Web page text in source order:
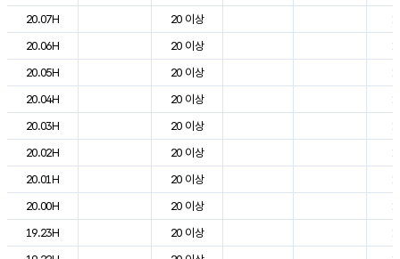
20.07H
20 이상
20.06H
20 이상
20.05H
20 이상
20.04H
20 이상
20.03H
20 이상
20.02H
20 이상
20.01H
20 이상
20.00H
20 이상
19.23H
20 이상